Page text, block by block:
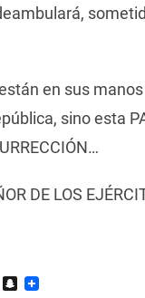
en sus
sino esta
DE LOS
Snapchat